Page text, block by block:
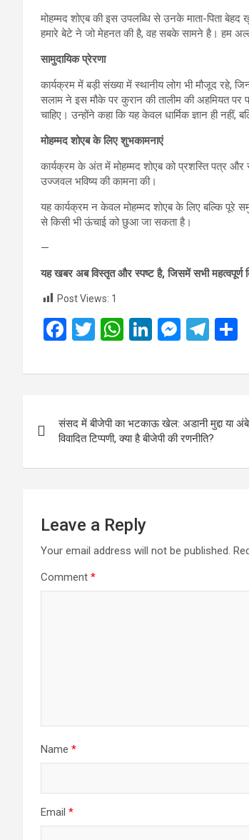
मोहम्मद शोएब की इस उपलब्धि से उनके माता-पिता
हमारे बेटे ने जो मेहनत की है, वह सबके सामने है। हम
सामुदायिक प्रेरणा
कार्यक्रम में बड़ी संख्या में स्थानीय लोग भी मौजूद रहे,
सलाम ने इस मौके पर कुरान की तालीम की अहमियत पर
चाहिए। उन्होंने कहा कि यह केवल धार्मिक ज्ञान ही नहीं,
मोहम्मद शोएब के लिए शुभकामनाएं
कार्यक्रम के अंत में मोहम्मद शोएब को प्रशस्ति पत्र
उज्जवल भविष्य की कामना की।
यह कार्यक्रम न केवल मोहम्मद शोएब के लिए बल्कि पूरे
से किसी भी ऊंचाई को छुआ जा सकता है।
—
यह खबर अब विस्तृत और स्पष्ट है, जिसमें सभी महत्वपूर्ण
Post Views: 1
F
ce
o
o
k
T
tt
W
at
A
p
p
Li
ke
n
M
se
g
er
T
e
a
m
navigation
संसद में बीजेपी का भटकाऊ खेल: अडानी मुद्दा या
विवादित टिप्पणी, क्या है बीजेपी की रणनीति?
Leave a Reply
Your email address will not be published.
Comment *
Name *
Email *